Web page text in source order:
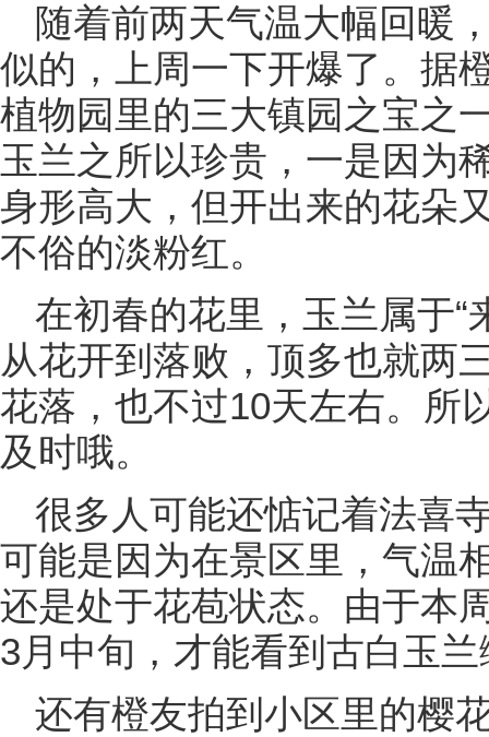
随着前两天气温大幅回暖
似的，上周一下开爆了。据
植物园里的三大镇园之宝
玉兰之所以珍贵，一是因为
身形高大，但开出来的花朵
不俗的淡粉红。
在初春的花里，玉兰属于“
从花开到落败，顶多也就两
花落，也不过10天左右。所
及时哦。
很多人可能还惦记着法喜
可能是因为在景区里，气温
还是处于花苞状态。由于本
3月中旬，才能看到古白玉
还有橙友拍到小区里的樱